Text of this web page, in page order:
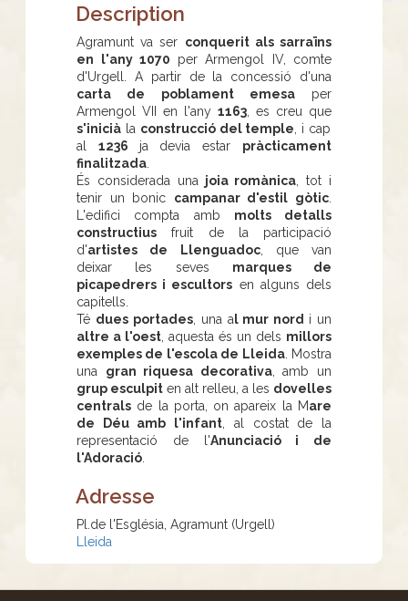
Description
Agramunt va ser conquerit als sarraïns
en l'any 1070 per Armengol IV, comte
d'Urgell. A partir de la concessió d'una
carta de poblament emesaper
Armengol VII en l'any 1163 , es creu que
s'inicià la construcció del temple , i cap
al 1236 ja devia estar pràcticament
finalitzada
És considerada una joia romànica , tot i
tenir un bonic campanar d'estil gòtic
L'edifici compta amb molts detalls
constructius fruit de la participació
d'artistes de Llenguadoc, que van
deixar les seves marques de
picapedrers i escultors en alguns dels
capitells.
Té dues portades, una a l mur nord i un
altre a l'oest , aquesta és un dels millors
exemples de l'escola de Lleida. Mostra
una gran riquesa decorativa, amb un
grup esculpit en alt relleu, a les dovelles
centrals de la porta, on apareix la Mare
de Déu amb l'infant , al costat de la
representació de l'Anunciació i de
l'Adoració
Adresse
Pl.de l'Església, Agramunt (Urgell)
Lleida